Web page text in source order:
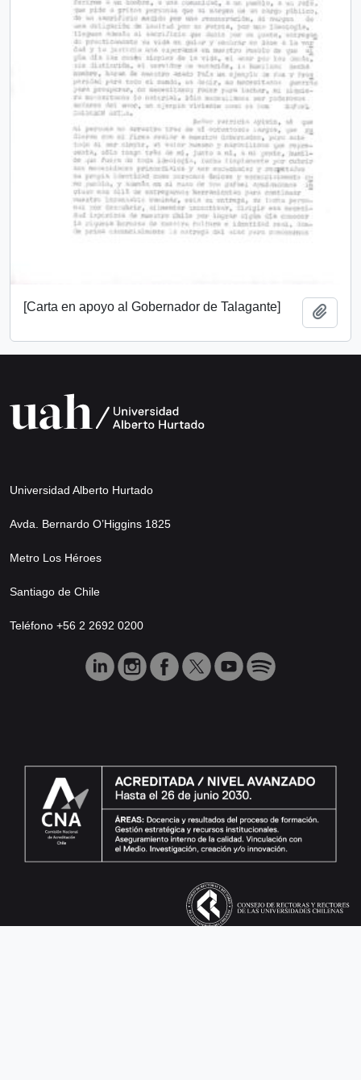
[Carta en apoyo al Gobernador de Talagante]
Universidad Alberto Hurtado
Avda. Bernardo O’Higgins 1825
Metro Los Héroes
Santiago de Chile
Teléfono +56 2 2692 0200